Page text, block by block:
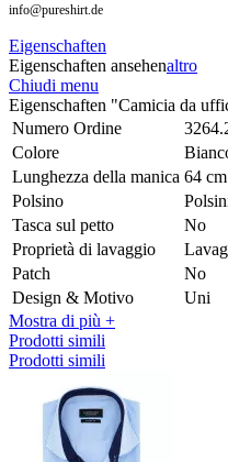
info@pureshirt.de
Eigenschaften
Eigenschaften ansehenaltro
Chiudi menu
Eigenschaften "Camicia da
Numero Ordine
Colore
Lunghezza della manica 64
Polsino
Tasca sul petto
No
Proprietà di lavaggio
Patch
No
Design & Motivo
Uni
Mostra di più +
Prodotti simili
Prodotti simili